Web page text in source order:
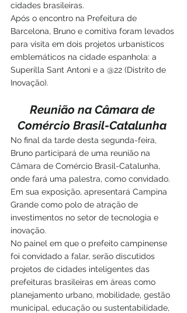
cidades brasileiras.
Após o encontro na Prefeitura de
Barcelona, Bruno e comitiva foram levados
para visita em dois projetos urbanísticos
emblemáticos na cidade espanhola: a
Superilla Sant Antoni e a @22 (Distrito de
Inovação).
Reunião na Câmara de
Comércio Brasil-Catalunha
No final da tarde desta segunda-feira,
Bruno participará de uma reunião na
Câmara de Comércio Brasil-Catalunha,
onde fará uma palestra, como convidado.
Em sua exposição, apresentará Campina
Grande como polo de atração de
investimentos no setor de tecnologia e
inovação.
No painel em que o prefeito campinense
foi convidado a falar, serão discutidos
projetos de cidades inteligentes das
prefeituras brasileiras em áreas como
planejamento urbano, mobilidade, gestão
municipal, educação ou sustentabilidade,